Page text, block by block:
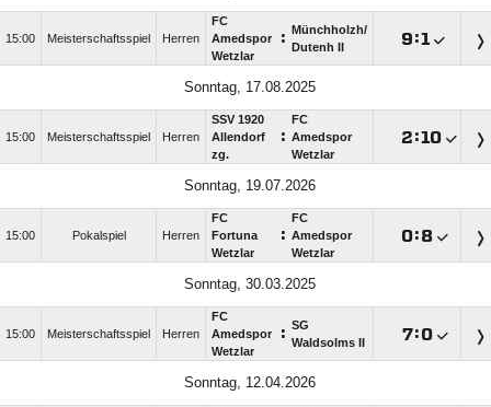
15:00 Meisterschaftsspiel Herren
FC
Amedspor
Wetzlar
:
Münchholzh/​
Dutenh II
:
Sonntag, 17.08.2025
15:00 Meisterschaftsspiel Herren
SSV 1920
Allendorf
zg.
:
FC
Amedspor
Wetzlar
:
Sonntag, 19.07.2026
15:00 Pokalspiel Herren
FC
Fortuna
Wetzlar
:
FC
Amedspor
Wetzlar
:
Sonntag, 30.03.2025
15:00 Meisterschaftsspiel Herren
FC
Amedspor
Wetzlar
: SG
Waldsolms II
:
Sonntag, 12.04.2026